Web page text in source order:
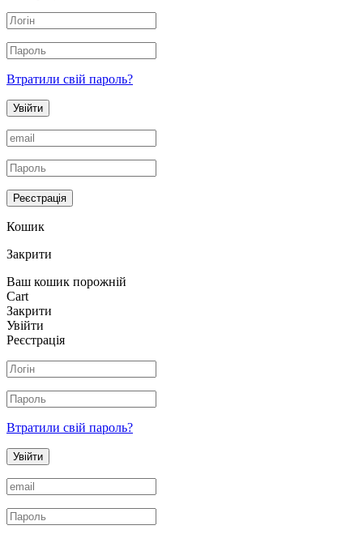
Втратили свій пароль?
Увійти
Реєстрація
Кошик
Закрити
Ваш кошик порожній
Cart
Закрити
Увійти
Реєстрація
Втратили свій пароль?
Увійти